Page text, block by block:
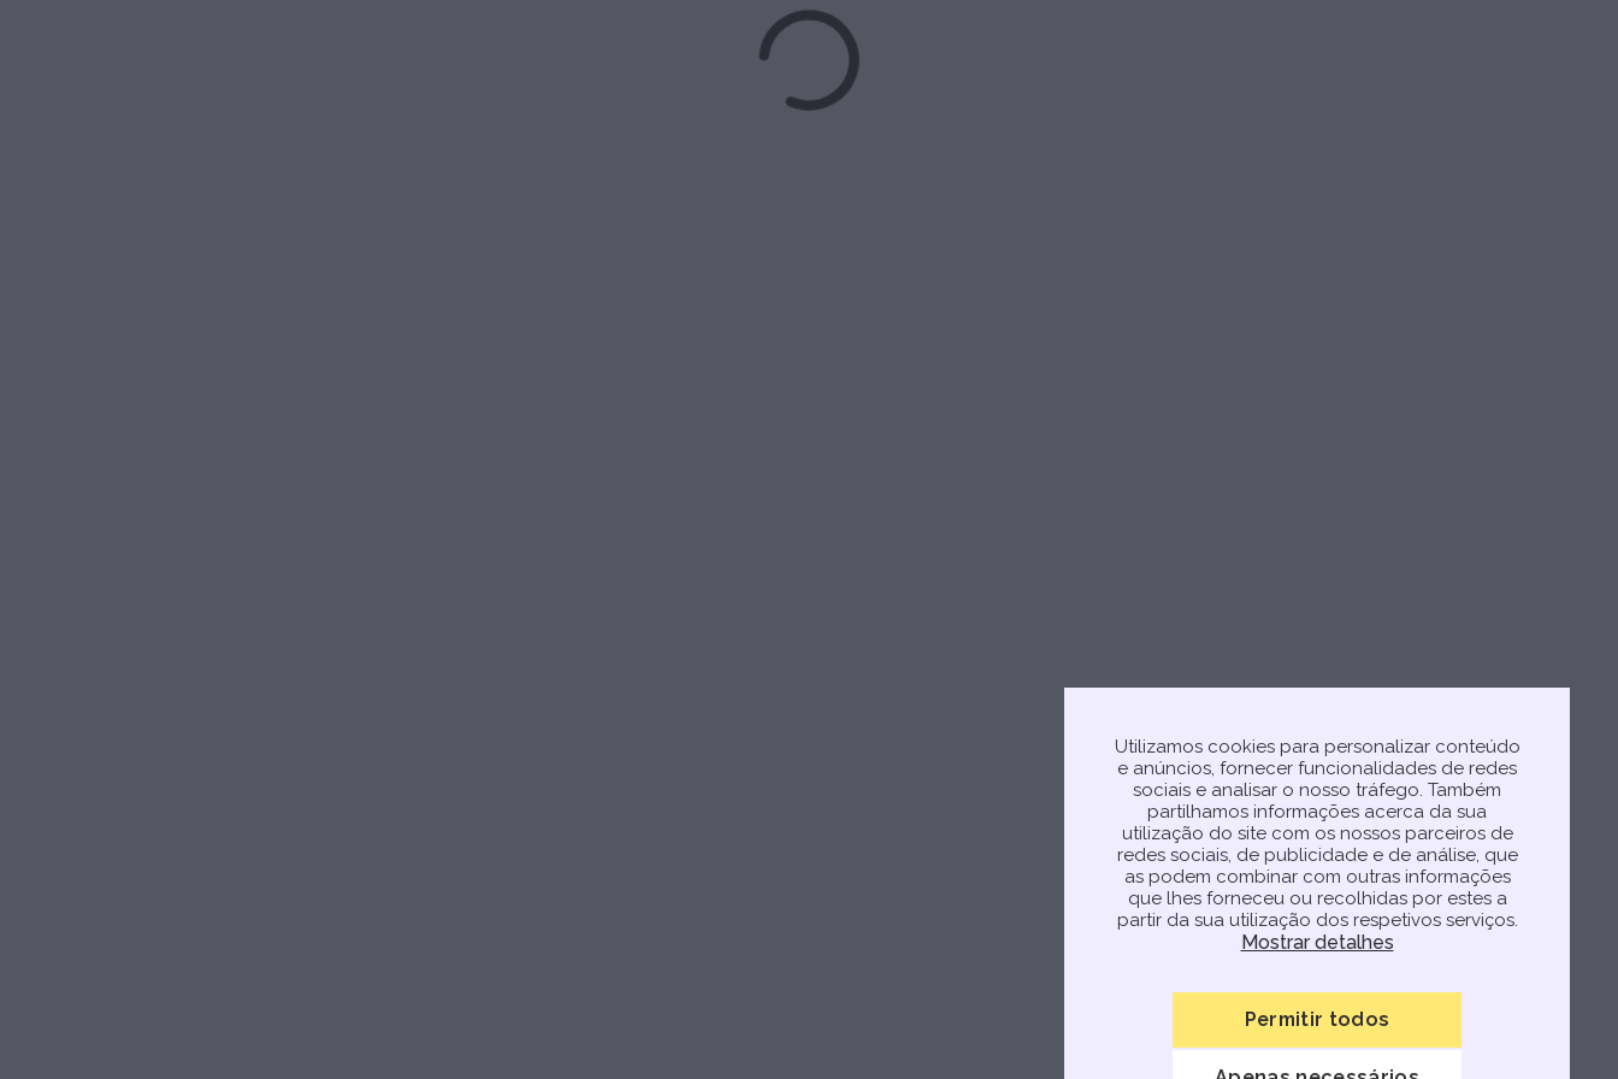
Utilizamos cookies para personalizar conteúdo
e anúncios, fornecer funcionalidades de redes
sociais e analisar o nosso tráfego. Também
partilhamos informações acerca da sua
utilização do site com os nossos parceiros de
redes sociais, de publicidade e de análise, que
as podem combinar com outras informações
que lhes forneceu ou recolhidas por estes a
partir da sua utilização dos respetivos serviços.
Mostrar detalhes
Permitir todos